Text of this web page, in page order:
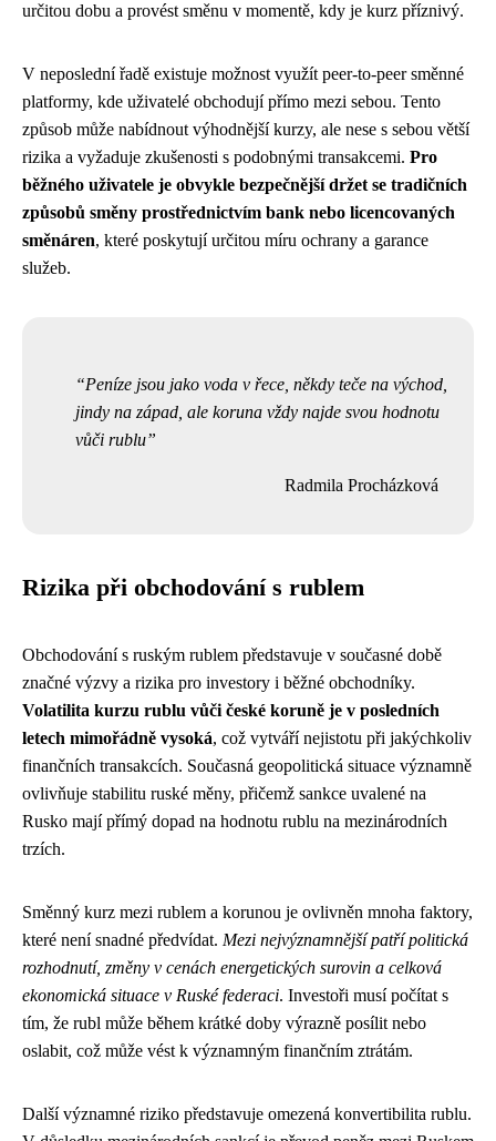
určitou dobu a provést směnu v momentě, kdy je kurz příznivý.
V neposlední řadě existuje možnost využít peer-to-peer směnné
platformy, kde uživatelé obchodují přímo mezi sebou. Tento
způsob může nabídnout výhodnější kurzy, ale nese s sebou větší
rizika a vyžaduje zkušenosti s podobnými transakcemi. Pro
běžného uživatele je obvykle bezpečnější držet se tradičních
způsobů směny prostřednictvím bank nebo licencovaných
směnáren, které poskytují určitou míru ochrany a garance
služeb.
Peníze jsou jako voda v řece, někdy teče na východ,
jindy na západ, ale koruna vždy najde svou hodnotu
vůči rublu
Radmila Procházková
Rizika při obchodování s rublem
Obchodování s ruským rublem představuje v současné době
značné výzvy a rizika pro investory i běžné obchodníky.
Volatilita kurzu rublu vůči české koruně je v posledních
letech mimořádně vysoká, což vytváří nejistotu při jakýchkoliv
finančních transakcích. Současná geopolitická situace významně
ovlivňuje stabilitu ruské měny, přičemž sankce uvalené na
Rusko mají přímý dopad na hodnotu rublu na mezinárodních
trzích.
Směnný kurz mezi rublem a korunou je ovlivněn mnoha faktory,
které není snadné předvídat. Mezi nejvýznamnější patří politická
rozhodnutí, změny v cenách energetických surovin a celková
ekonomická situace v Ruské federaci. Investoři musí počítat s
tím, že rubl může během krátké doby výrazně posílit nebo
oslabit, což může vést k významným finančním ztrátám.
Další významné riziko představuje omezená konvertibilita rublu.